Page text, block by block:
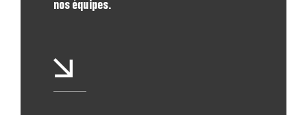
nos équipes.